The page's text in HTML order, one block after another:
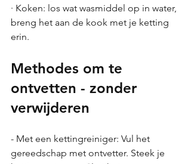
· Koken: los wat wasmiddel op in water,
breng het aan de kook met je ketting
erin.
Methodes om te
ontvetten - zonder
verwijderen
- Met een kettingreiniger: Vul het
gereedschap met ontvetter. Steek je